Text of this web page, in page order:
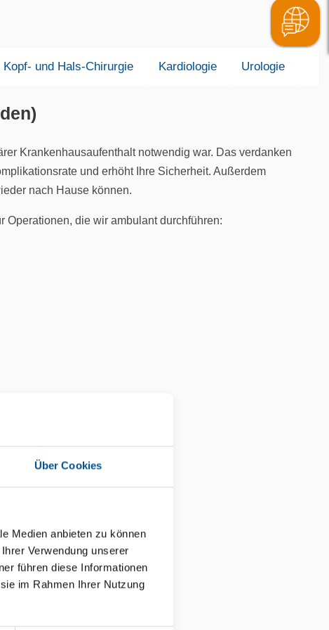
Über Cookies
Medien anbieten zu können
Verwendung unserer
führen diese Informationen
im Rahmen Ihrer Nutzung
und Hals-Chirurgie Kardiologie Urologie
Krankenhausaufenthalt notwendig war. Das verdanken
und erhöht Ihre Sicherheit. Außerdem
nach Hause können.
die wir ambulant durchführen: